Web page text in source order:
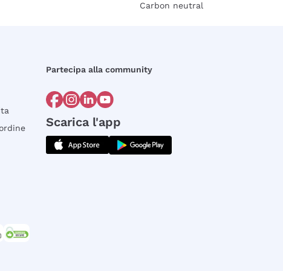
Carbon neutral
Partecipa alla community
Scarica l'app